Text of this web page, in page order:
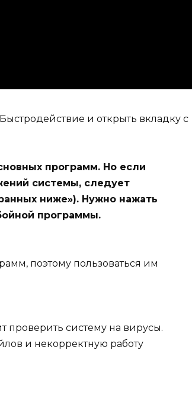
и открыть вкладку с
программ. Но если
системы, следует
ниже»). Нужно нажать
программы.
поэтому пользоваться им
проверить систему на вирусы.
и некорректную работу